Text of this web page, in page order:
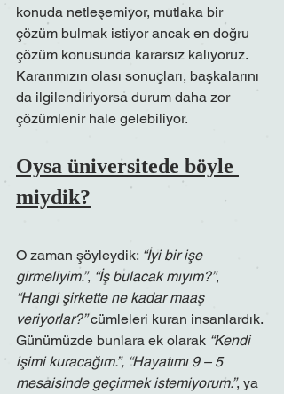
konuda netleşemiyor, mutlaka bir
çözüm bulmak istiyor ancak en doğru
çözüm konusunda kararsız kalıyoruz.
Kararımızın olası sonuçları, başkalarını
da ilgilendiriyorsa durum daha zor
çözümlenir hale gelebiliyor.
Oysa üniversitede böyle
miydik?
O zaman şöyleydik: “İyi bir işe
girmeliyim.”, “İş bulacak mıyım?”,
“Hangi şirkette ne kadar maaş
veriyorlar?” cümleleri kuran insanlardık.
Günümüzde bunlara ek olarak “Kendi
işimi kuracağım.”, “Hayatımı 9 – 5
mesaisinde geçirmek istemiyorum.”, ya